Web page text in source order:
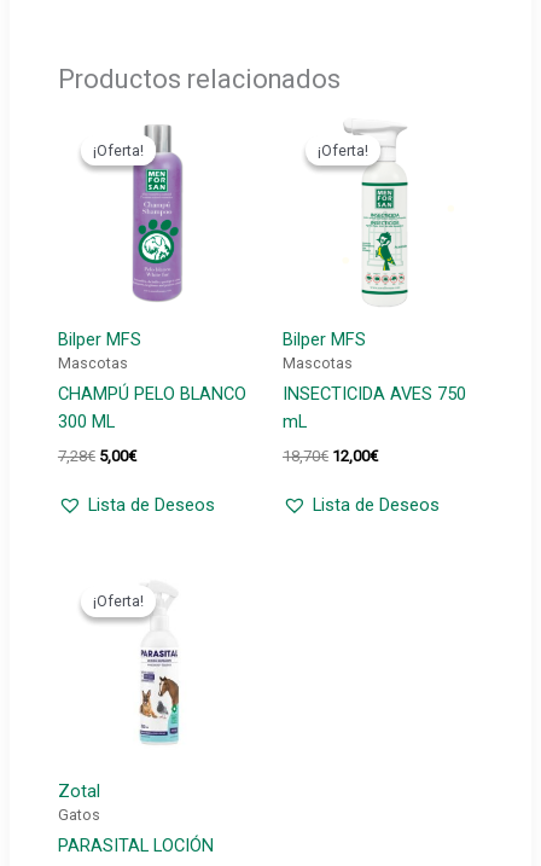
Productos relacionados
¡Oferta!
Bilper MFS
¡Oferta!
Mascotas
CHAMPÚ PELO BLANCO
300 ML
7,28€ El
original
era:
5,00€El
actual
es:
Lista de Deseos
¡Oferta!
Bilper MFS
¡Oferta!
Mascotas
INSECTICIDA AVES 750
mL
18,70€ El
original
era:
12,00€El
actual
es:
Lista de Deseos
¡Oferta!
Zotal
¡Oferta!
Gatos
PARASITAL LOCIÓN